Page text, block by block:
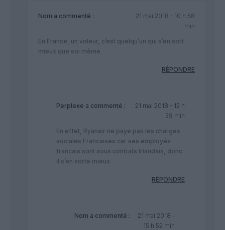
Nom a commenté :
21 mai 2018 - 10 h 58
min
En France, un voleur, c’est quelqu’un qui s’en sort
mieux que soi même.
RÉPONDRE
Perplexe a commenté :
21 mai 2018 - 12 h
39 min
En effet, Ryanair ne paye pas les charges
sociales Francaises car ses employés
francais sont sous contrats Irlandais, donc
il s’en sorte mieux.
RÉPONDRE
Nom a commenté :
21 mai 2018 -
15 h 52 min